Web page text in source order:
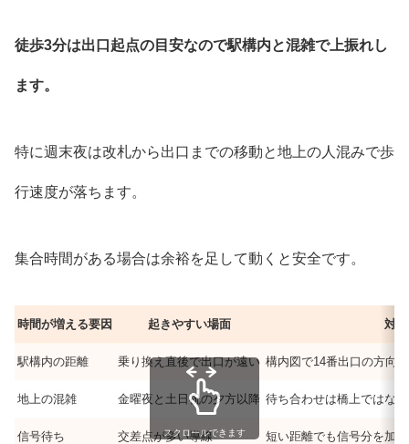
徒歩3分は出口起点の目安なので駅構内と混雑で上振れし
ます。
特に週末夜は改札から出口までの移動と地上の人混みで歩
行速度が落ちます。
集合時間がある場合は余裕を足して動くと安全です。
時間が増える要因 起きやすい場面 対策
駅構内の距離 乗り換え直後で出口が遠い 構内図で14番出口の方向
地上の混雑 金曜夜と土日祝の夕方以降 待ち合わせは橋上ではな
信号待ち 交差点が多い導線 短い距離でも信号分を加
スクロールできます